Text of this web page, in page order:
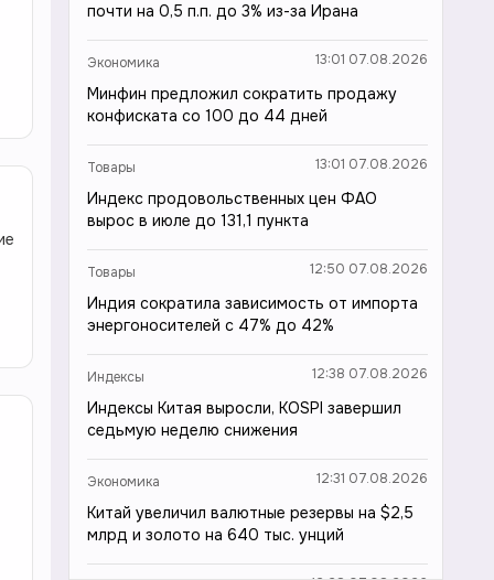
почти на 0,5 п.п. до 3% из-за Ирана
Экономика 13:01 07.08.2026
Минфин предложил сократить продажу
конфиската со 100 до 44 дней
Товары 13:01 07.08.2026
Индекс продовольственных цен ФАО
вырос в июле до 131,1 пункта
Товары 12:50 07.08.2026
Индия сократила зависимость от импорта
энергоносителей с 47% до 42%
Индексы 12:38 07.08.2026
Индексы Китая выросли, KOSPI завершил
седьмую неделю снижения
Экономика 12:31 07.08.2026
Китай увеличил валютные резервы на $2,5
млрд и золото на 640 тыс. унций